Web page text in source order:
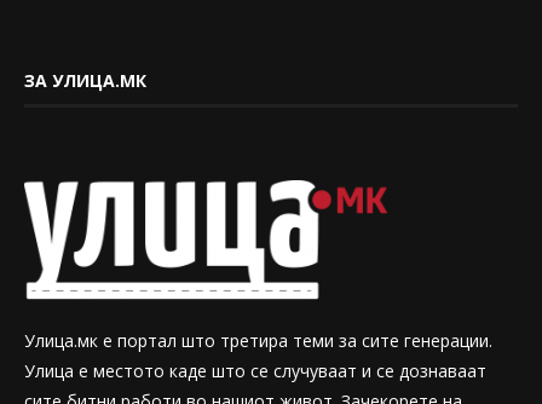
ЗА УЛИЦА.МК
Улица.мк е портал што третира теми за сите генерации.
Улица е местото каде што се случуваат и се дознаваат